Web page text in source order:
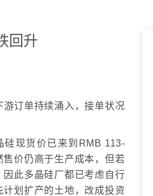
回升
订单持续涌入，接单状况
硅现货价已来到RMB 113-
价仍高于生产成本，但若
此多晶硅厂都已考虑自行
划扩产的土地，改成投资